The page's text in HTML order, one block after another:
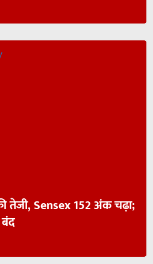
तेजी, Sensex 152 अंक चढ़ा;